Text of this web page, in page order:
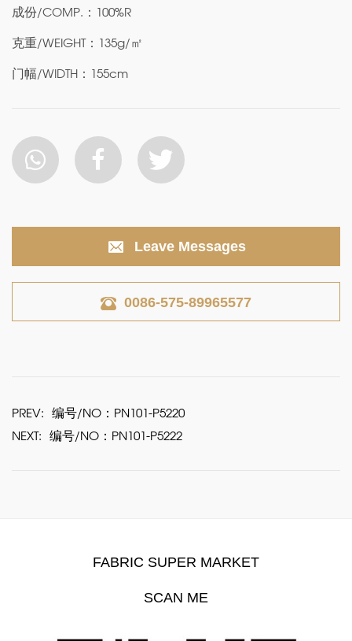
成份/COMP.：100%R
克重/WEIGHT：135g/㎡
门幅/WIDTH：155cm
Leave Messages
0086-575-89965577
PREV: 编号/NO：PN101-P5220
NEXT: 编号/NO：PN101-P5222
FABRIC SUPER MARKET
SCAN ME